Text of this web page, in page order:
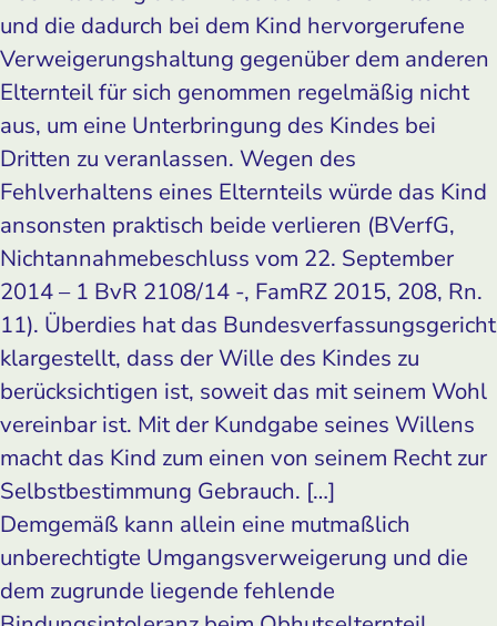
und die dadurch bei dem Kind hervorgerufene
Verweigerungshaltung gegenüber dem anderen
Elternteil für sich genommen regelmäßig nicht
aus, um eine Unterbringung des Kindes bei
Dritten zu veranlassen. Wegen des
Fehlverhaltens eines Elternteils würde das Kind
ansonsten praktisch beide verlieren (BVerfG,
Nichtannahmebeschluss vom 22. September
2014 – 1 BvR 2108/14 -, FamRZ 2015, 208, Rn.
11). Überdies hat das Bundesverfassungsgericht
klargestellt, dass der Wille des Kindes zu
berücksichtigen ist, soweit das mit seinem Wohl
vereinbar ist. Mit der Kundgabe seines Willens
macht das Kind zum einen von seinem Recht zur
Selbstbestimmung Gebrauch. […]
Demgemäß kann allein eine mutmaßlich
unberechtigte Umgangsverweigerung und die
dem zugrunde liegende fehlende